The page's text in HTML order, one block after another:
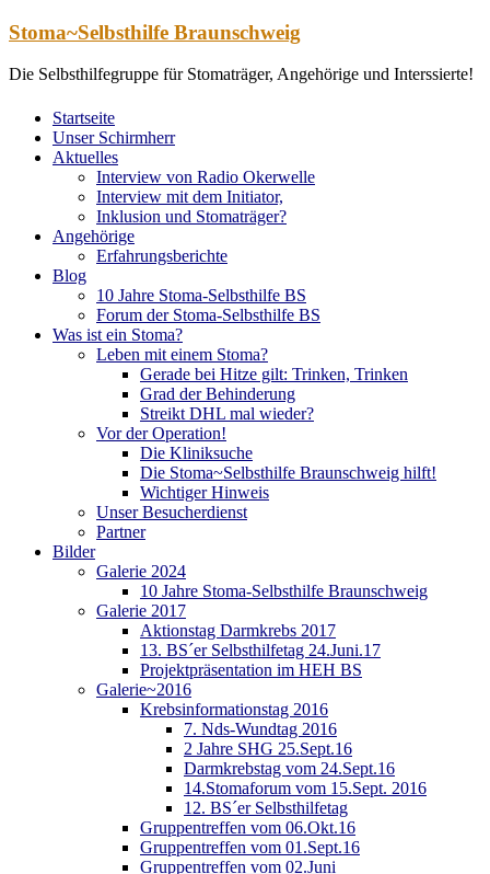
Zum
springen
Stoma~Selbsthilfe Braunschweig
Die Selbsthilfegruppe für Stomaträger, Angehörige und Interssierte!
Startseite
Unser Schirmherr
Aktuelles
Interview von Radio Okerwelle
Interview mit dem Initiator,
Inklusion und Stomaträger?
Angehörige
Erfahrungsberichte
Blog
10 Jahre Stoma-Selbsthilfe BS
Forum der Stoma-Selbsthilfe BS
Was ist ein Stoma?
Leben mit einem Stoma?
Gerade bei Hitze gilt: Trinken, Trinken
Grad der Behinderung
Streikt DHL mal wieder?
Vor der Operation!
Die Kliniksuche
Die Stoma~Selbsthilfe Braunschweig hilft!
Wichtiger Hinweis
Unser Besucherdienst
Partner
Bilder
Galerie 2024
10 Jahre Stoma-Selbsthilfe Braunschweig
Galerie 2017
Aktionstag Darmkrebs 2017
13. BS´er Selbsthilfetag 24.Juni.17
Projektpräsentation im HEH BS
Galerie~2016
Krebsinformationstag 2016
7. Nds-Wundtag 2016
2 Jahre SHG 25.Sept.16
Darmkrebstag vom 24.Sept.16
14.Stomaforum vom 15.Sept. 2016
12. BS´er Selbsthilfetag
Gruppentreffen vom 06.Okt.16
Gruppentreffen vom 01.Sept.16
Gruppentreffen vom 02.Juni